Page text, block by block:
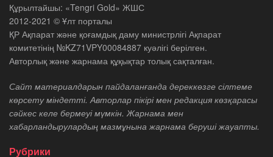
Құрылтайшы: «Tengri Gold» ЖШС
2012-2021 © Ұлт порталы
ҚР Ақпарат және қоғамдық даму министрлігі Ақпарат
комитетінің №KZ71VPY00084887 куәлігі берілген.
Авторлық және жарнама құқықтар толық сақталған.
Сайт материалдарын пайдаланғанда дереккөзге сілтеме
көрсету міндетті. Авторлар пікірі мен редакция көзқарасы
сәйкес келе бермеуі мүмкін. Жарнама мен
хабарландырулардың мазмұнына жарнама беруші жауапты.
Рубрики